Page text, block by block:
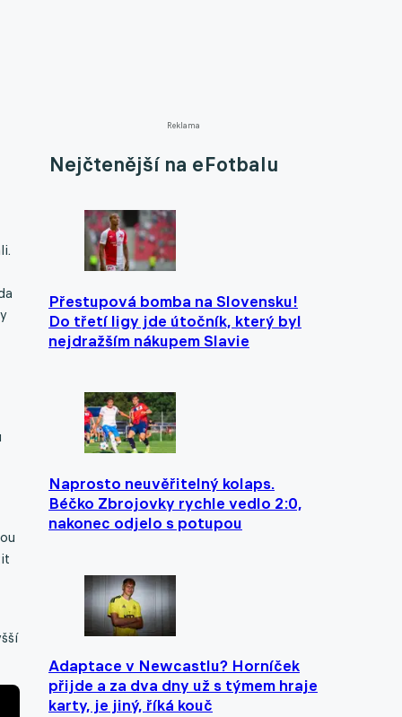
Reklama
Nejčtenější na eFotbalu
Přestupová bomba na Slovensku!
Do třetí ligy jde útočník, který byl
nejdražším nákupem Slavie
Naprosto neuvěřitelný kolaps.
Béčko Zbrojovky rychle vedlo 2:0,
nakonec odjelo s potupou
Adaptace v Newcastlu? Horníček
přijde a za dva dny už s týmem hraje
karty, je jiný, říká kouč